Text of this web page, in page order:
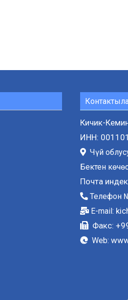
Кичик-
ИНН:
Чүй
Бектен
Почта
Телефон
E-mail:
Факс:
Web: